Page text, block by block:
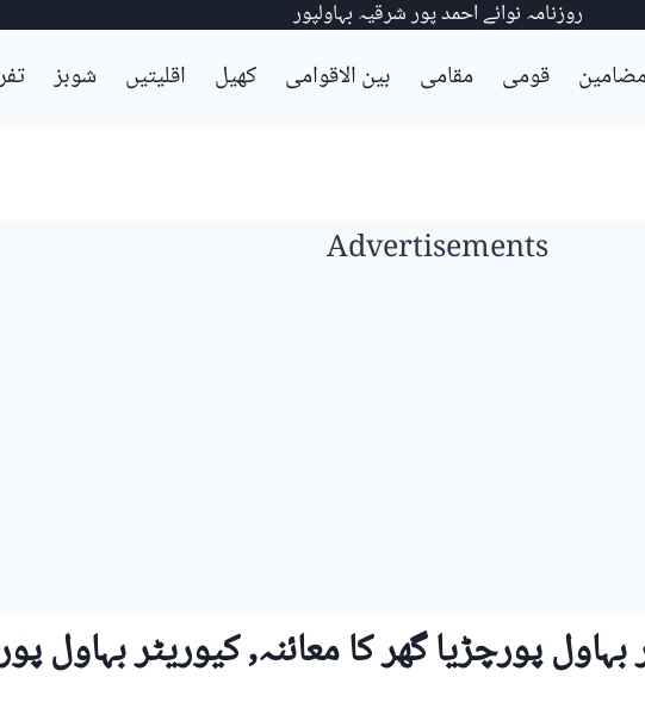
روزنامہ نوائے احمد پور شرقیہ بہاولپور
قومی مقامی بین الاقوامی کھیل اقلیتیں شوبز
Advertisements
پورچڑیا گھر کا معائنہ, کیوریٹر بہاول